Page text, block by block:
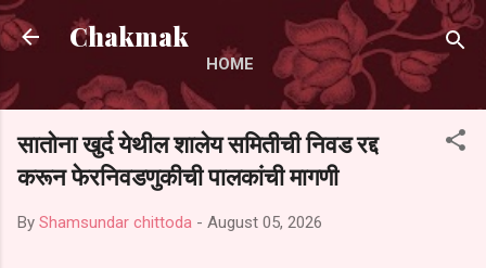
Skip to main content
Chakmak
HOME
सातोना खुर्द येथील शालेय समितीची निवड रद्द
करून फेरनिवडणुकीची पालकांची मागणी
By Shamsundar chittoda - August 05, 2026